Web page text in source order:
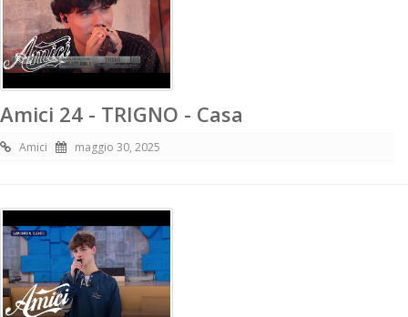
Amici 24 - TRIGNO - Casa
Amici maggio 30, 2025